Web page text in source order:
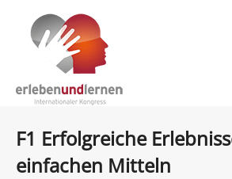
F1 Erfolgreiche
einfachen Mitteln